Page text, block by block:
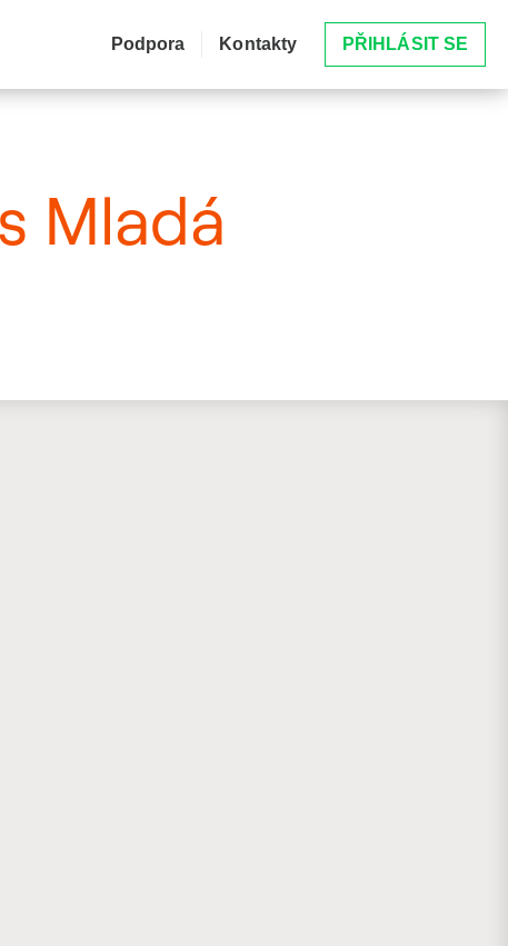
Podpora Kontakty PŘIHLÁSIT SE
Mladá